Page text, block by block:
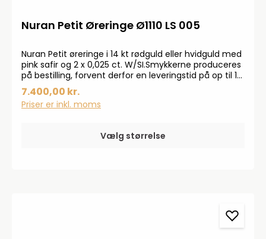
Nuran Petit Øreringe Ø1110 LS 005
Nuran Petit øreringe i 14 kt rødguld eller hvidguld med
pink safir og 2 x 0,025 ct. W/SI.Smykkerne produceres
på bestilling, forvent derfor en leveringstid på op til 14
dageHar du specielle ønsker, kontakt da gerne
kundeservice på info@bendixen-thisted.dk eller Tlf:
97 92 02 31Der tages forbehold for trykfejl og
7.400,00 kr.
Priser er inkl. moms
Vælg størrelse